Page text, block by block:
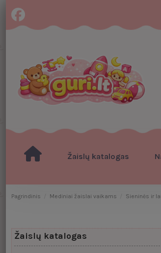
Žaislų katalogas
Pagrindinis Mediniai žaislai vaikams Sieninės ir
Žaislų katalogas